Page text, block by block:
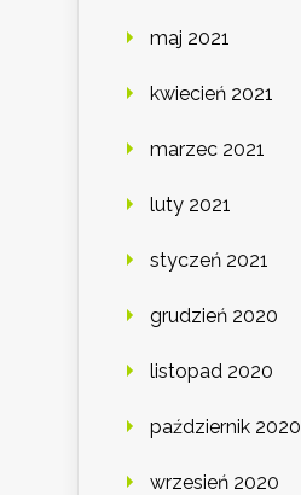
maj 2021
kwiecień 2021
marzec 2021
luty 2021
styczeń 2021
grudzień 2020
listopad 2020
październik 2020
wrzesień 2020